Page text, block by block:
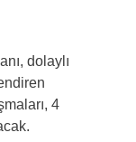
dolaylı
4